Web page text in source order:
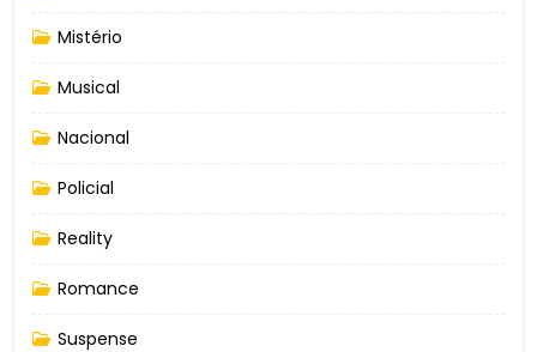
Mistério
Musical
Nacional
Policial
Reality
Romance
Suspense